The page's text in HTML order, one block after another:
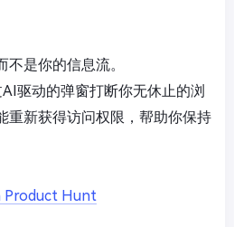
是你的信息流。
驱动的弹窗打断你无休止的浏
新获得访问权限，帮助你保持
Product Hunt